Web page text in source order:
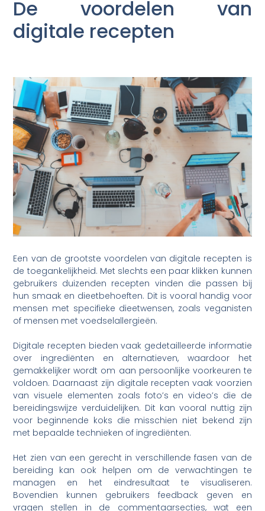
De voordelen van
digitale recepten
Een van de grootste voordelen van digitale recepten is
de toegankelijkheid. Met slechts een paar klikken kunnen
gebruikers duizenden recepten vinden die passen bij
hun smaak en dieetbehoeften. Dit is vooral handig voor
mensen met specifieke dieetwensen, zoals veganisten
of mensen met voedselallergieën.
Digitale recepten bieden vaak gedetailleerde informatie
over ingrediënten en alternatieven, waardoor het
gemakkelijker wordt om aan persoonlijke voorkeuren te
voldoen. Daarnaast zijn digitale recepten vaak voorzien
van visuele elementen zoals foto’s en video’s die de
bereidingswijze verduidelijken. Dit kan vooral nuttig zijn
voor beginnende koks die misschien niet bekend zijn
met bepaalde technieken of ingrediënten.
Het zien van een gerecht in verschillende fasen van de
bereiding kan ook helpen om de verwachtingen te
managen en het eindresultaat te visualiseren.
Bovendien kunnen gebruikers feedback geven en
vragen stellen in de commentaarsecties, wat een